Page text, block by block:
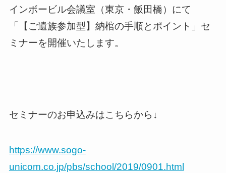
インボービル会議室（東京・飯田橋）にて
「【ご遺族参加型】納棺の手順とポイント」セ
ミナーを開催いたします。
セミナーのお申込みはこちらから↓
https://www.sogo-
unicom.co.jp/pbs/school/2019/0901.html